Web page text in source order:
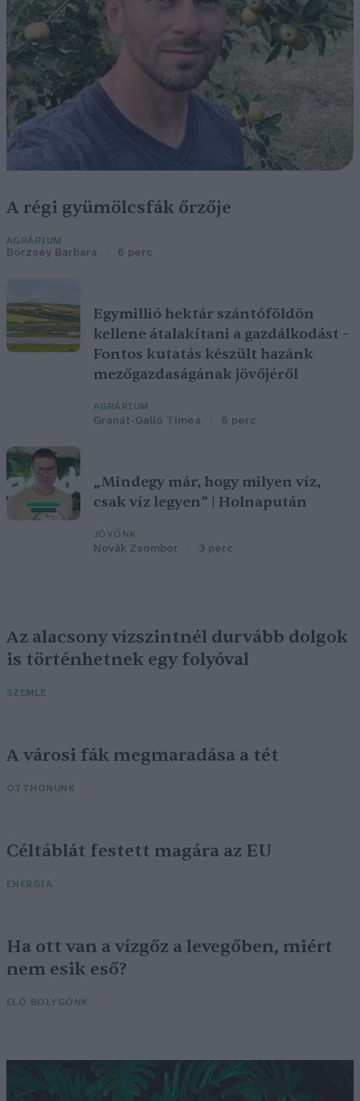
A régi gyümölcsfák őrzője
AGRÁRIUM
Börzsey Barbara 6 perc
Egymillió hektár szántóföldön
kellene átalakítani a gazdálkodást –
Fontos kutatás készült hazánk
mezőgazdaságának jövőjéről
AGRÁRIUM
Granát-Galló Tímea 6 perc
„Mindegy már, hogy milyen víz,
csak víz legyen” | Holnapután
JÖVŐNK
Novák Zsombor 3 perc
Az alacsony vízszintnél durvább dolgok
is történhetnek egy folyóval
SZEMLE
A városi fák megmaradása a tét
OTTHONUNK
Céltáblát festett magára az EU
ENERGIA
Ha ott van a vízgőz a levegőben, miért
nem esik eső?
ÉLŐ BOLYGÓNK